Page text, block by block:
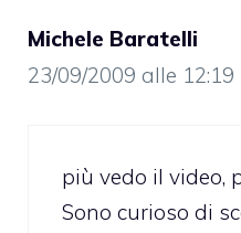
Michele Baratelli
23/09/2009 alle 12:19
più vedo il video,
Sono curioso di